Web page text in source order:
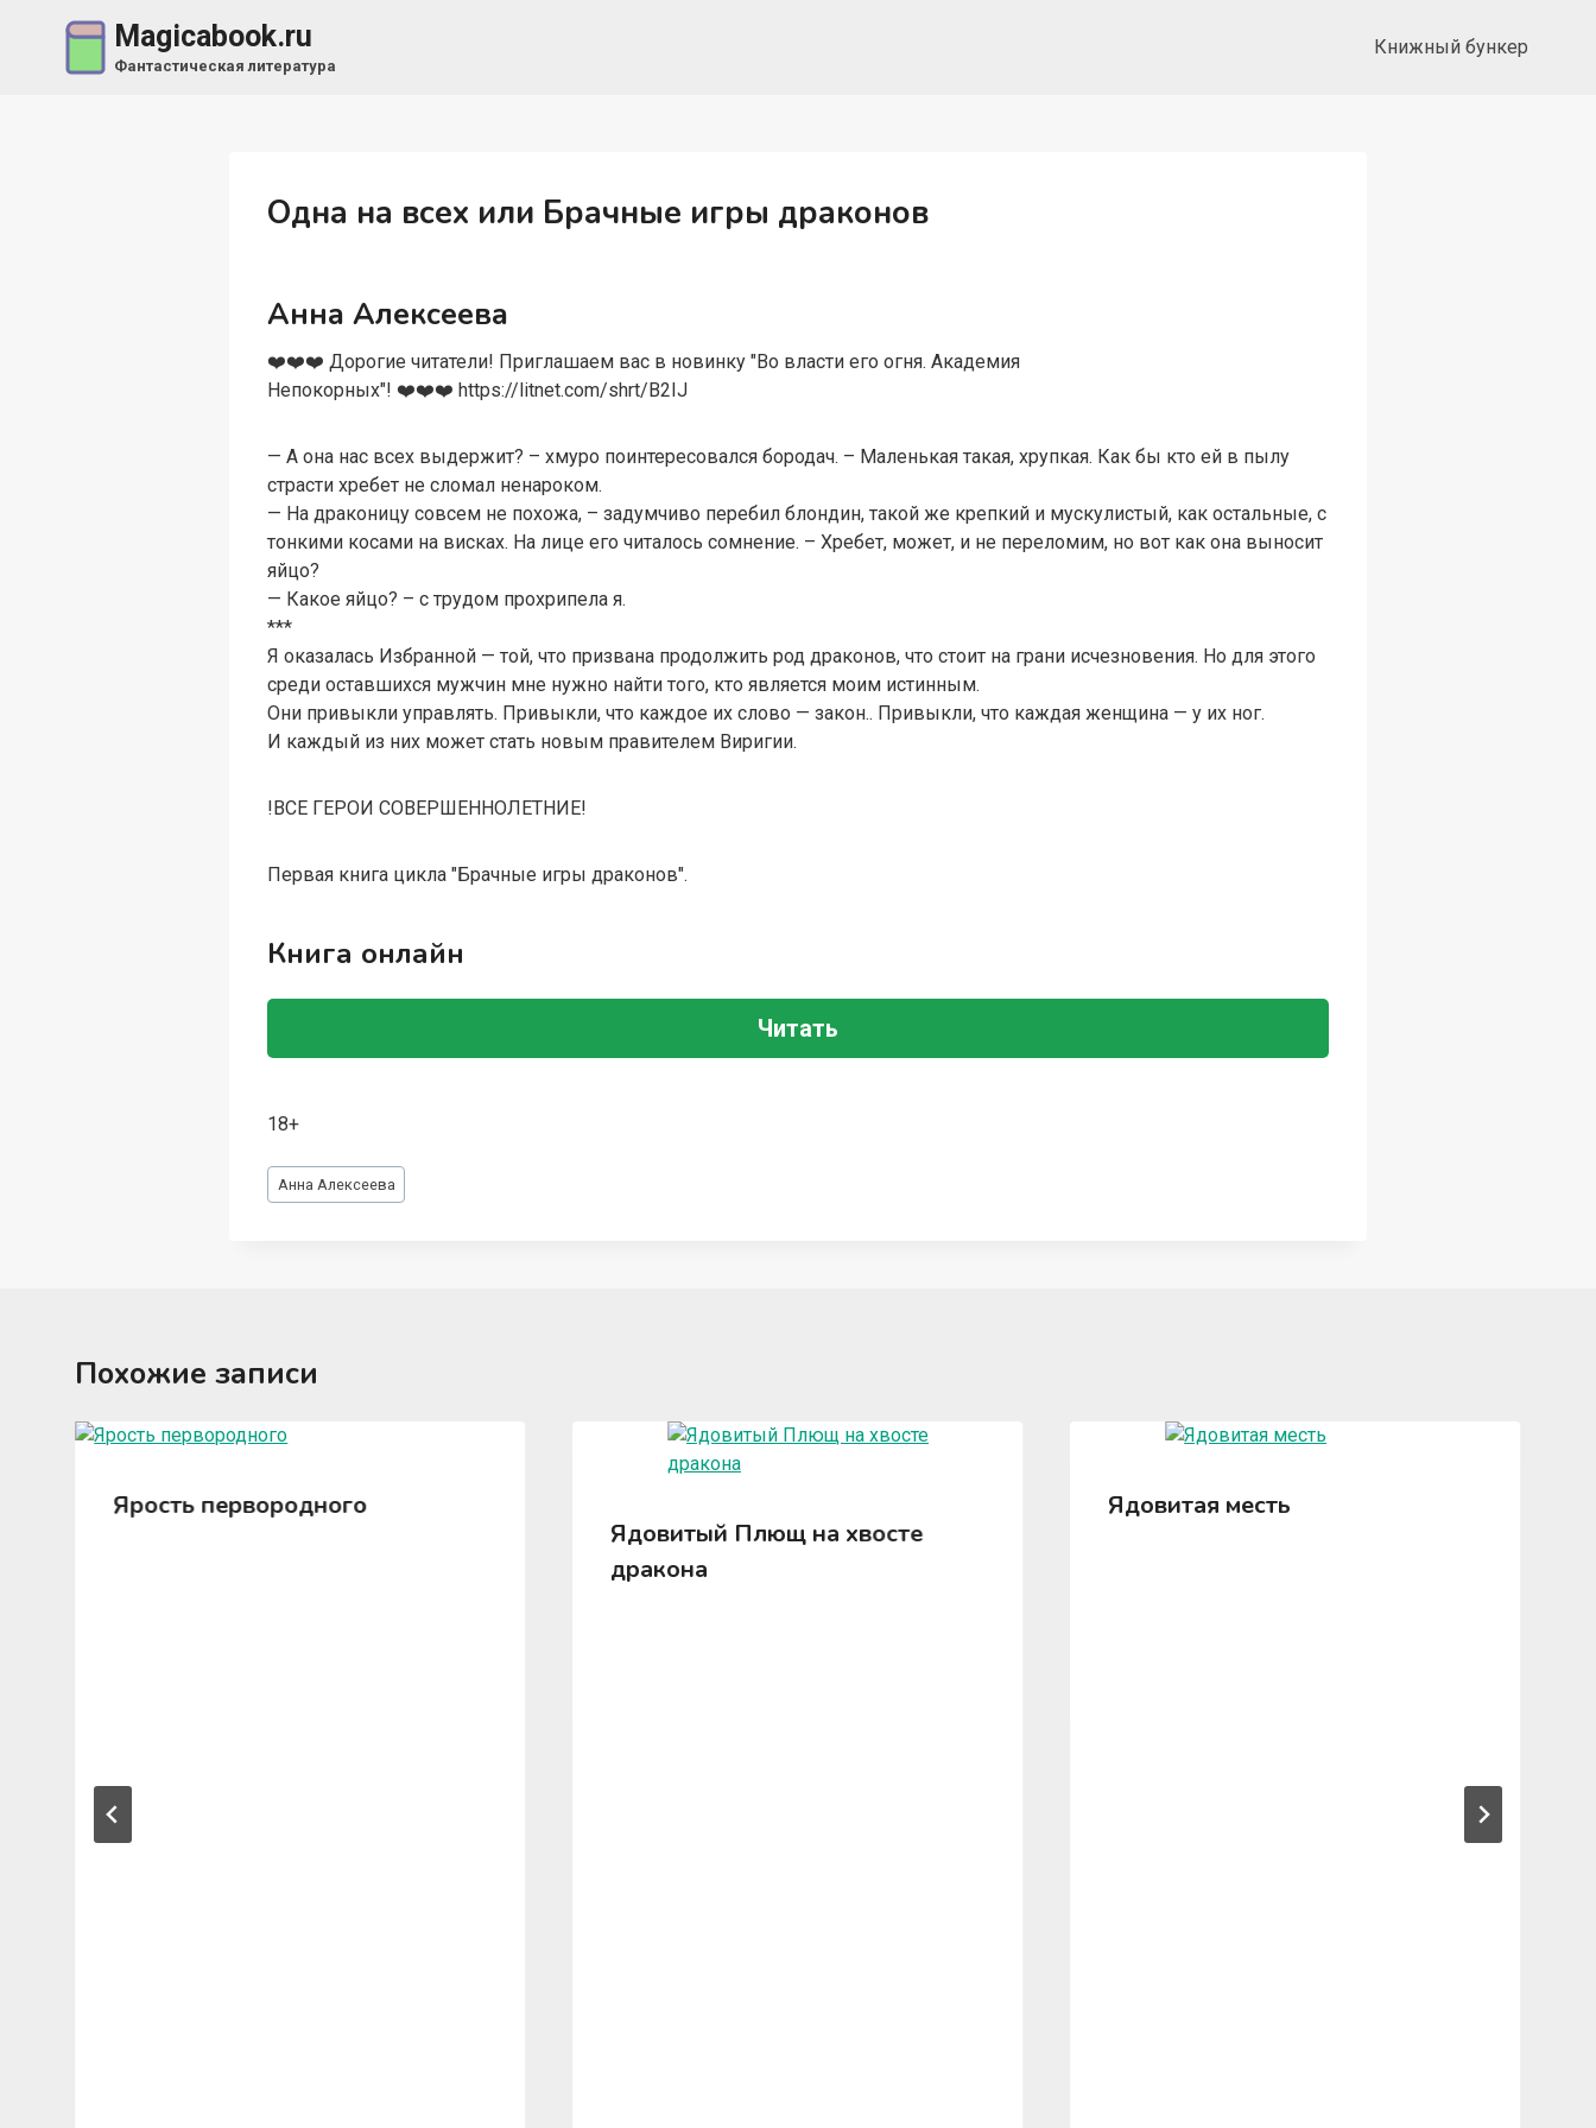
содержимому
Magicabook.ru
Фантастическая литература
Книжный бункер
Одна на всех или Брачные игры драконов
Анна Алексеева
‍❤️‍‍❤️‍‍❤️‍ Дорогие читатели! Приглашаем вас в новинку "Во власти его огня. Академия
Непокорных"! ‍❤️‍‍❤️‍‍❤️‍ https://litnet.com/shrt/B2IJ
— А она нас всех выдержит? – хмуро поинтересовался бородач. – Маленькая такая, хрупкая. Как бы кто ей в пылу
страсти хребет не сломал ненароком.
— На драконицу совсем не похожа, – задумчиво перебил блондин, такой же крепкий и мускулистый, как остальные, с
тонкими косами на висках. На лице его читалось сомнение. – Хребет, может, и не переломим, но вот как она выносит
яйцо?
— Какое яйцо? – с трудом прохрипела я.
***
Я оказалась Избранной — той, что призвана продолжить род драконов, что стоит на грани исчезновения. Но для этого
среди оставшихся мужчин мне нужно найти того, кто является моим истинным.
Они привыкли управлять. Привыкли, что каждое их слово — закон.. Привыкли, что каждая женщина — у их ног.
И каждый из них может стать новым правителем Виригии.
!ВСЕ ГЕРОИ СОВЕРШЕННОЛЕТНИЕ!
Первая книга цикла "Брачные игры драконов".
Книга онлайн
Читать
18+
Метки
записи:
Анна Алексеева
Похожие записи
Ярость первородного
Ядовитый Плющ на хвосте
дракона
Ядовитая месть